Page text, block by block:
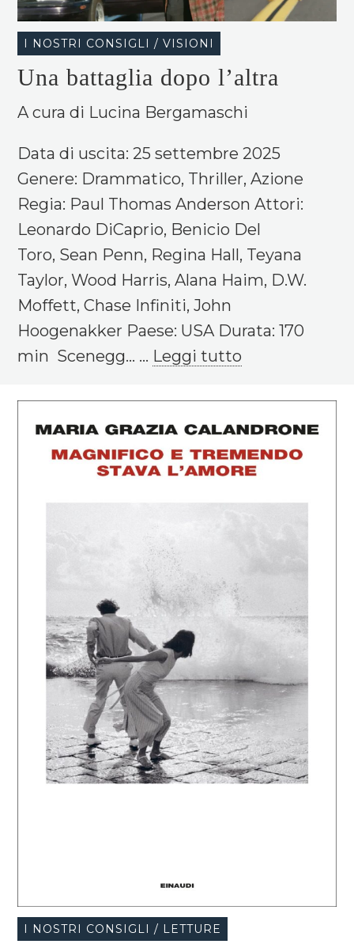
I NOSTRI CONSIGLI / VISIONI
Una battaglia dopo l’altra
A cura di Lucina Bergamaschi
Data di uscita: 25 settembre 2025
Genere: Drammatico, Thriller, Azione
Regia: Paul Thomas Anderson Attori:
Leonardo DiCaprio, Benicio Del
Toro, Sean Penn, Regina Hall, Teyana
Taylor, Wood Harris, Alana Haim, D.W.
Moffett, Chase Infiniti, John
Hoogenakker Paese: USA Durata: 170
min Scenegg... ... Leggi tutto
I NOSTRI CONSIGLI / LETTURE